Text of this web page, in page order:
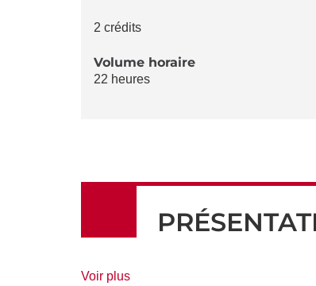
2 crédits
Volume horaire
22 heures
Voir plusde